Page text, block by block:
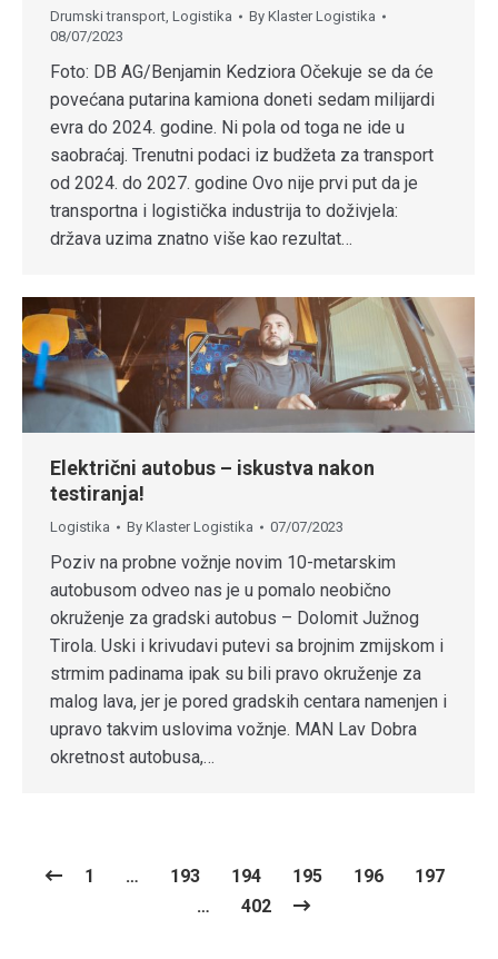
Drumski transport, Logistika By Klaster Logistika
08/07/2023
Foto: DB AG/Benjamin Kedziora Očekuje se da će
povećana putarina kamiona doneti sedam milijardi
evra do 2024. godine. Ni pola od toga ne ide u
saobraćaj. Trenutni podaci iz budžeta za transport
od 2024. do 2027. godine Ovo nije prvi put da je
transportna i logistička industrija to doživjela:
država uzima znatno više kao rezultat…
Električni autobus – iskustva nakon
testiranja!
Logistika By Klaster Logistika 07/07/2023
Poziv na probne vožnje novim 10-metarskim
autobusom odveo nas je u pomalo neobično
okruženje za gradski autobus – Dolomit Južnog
Tirola. Uski i krivudavi putevi sa brojnim zmijskom i
strmim padinama ipak su bili pravo okruženje za
malog lava, jer je pored gradskih centara namenjen i
upravo takvim uslovima vožnje. MAN Lav Dobra
okretnost autobusa,…
1 … 193 194 195 196
197
…
402